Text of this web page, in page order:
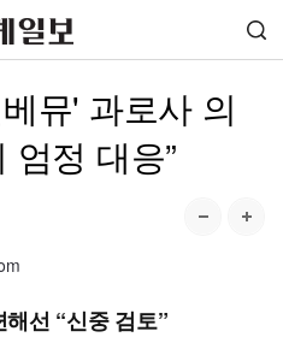
뮤' 과로사 의
엄정 대응”
선 “신중 검토”